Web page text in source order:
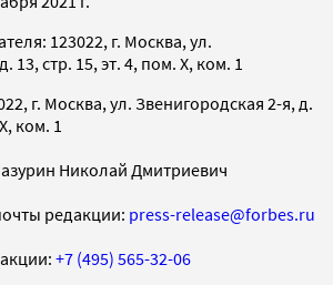
123022, г. Москва, ул.
13, стр. 15, эт. 4, пом. X, ком. 1
г. Москва, ул. Звенигородская 2-я, д.
ком. 1
Николай Дмитриевич
редакции: press-release@forbes.ru
+7 (495) 565-32-06